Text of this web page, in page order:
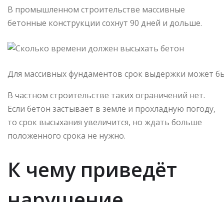
В промышленном строительстве массивные
бетонные конструкции сохнут 90 дней и дольше.
Для массивных фундаментов срок выдержки может
В частном строительстве таких ограничений нет.
Если бетон застывает в земле и прохладную погоду,
то срок высыхания увеличится, но ждать больше
положенного срока не нужно.
К чему приведёт